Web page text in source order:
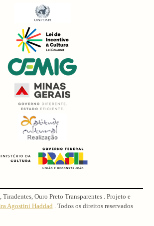
Tiradentes, Ouro Preto Transparentes . Projeto e
Agostini Haddad . Todos os direitos reservados